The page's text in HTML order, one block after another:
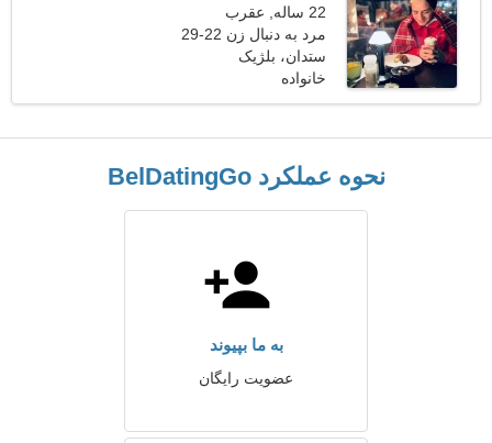
22 ساله, عقرب
مرد به دنبال زن 22-29
ستدان، بلژیک
خانواده
نحوه عملکرد BelDatingGo
به ما بپیوند
عضویت رایگان